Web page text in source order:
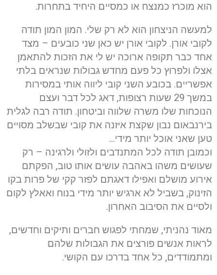
הוא מוכרז כמנצח או כמסיים היחיד בתחרות.
למעשה הניצחון הוא לא רק שלי. המון המון תודה
לקובי אורן. לקובי אורן יש כאן שני כובעים – מצד
אחד כבר תקופה ארוכה יש לי את הזכות להתאמן
אצלו ולפרוץ כל פעם מחדש גבולות שנראים בלתי
אפשריים. בכובע השני קובי ליווה אותי במסירות
במשך 29 שעות רצופות, דאג לכל דבר ועצם
הנוכחות שלו משרה שלווה וביטחון. תודה רבה לגלית
בירנבאום נבון שקצת איזנה את קובי שבשלב מסויים
טען שאני אוכל יותר מידי…
וכמובן תודה לכל המתנדבים ולזולי ולרגינה – רק
שעושים משהו באהבה עושים אותו טוב, הפקתם
אירוע מושלם ואפילו דאגתם לפזר קקי של פרות בקו
הזינוק, בשביל לא ארגיש יותר מידי בנוח ואאלץ לקום
ולסיים את הסיבוב האחרון.
מאוד נהניתי, שמחתי לפגוש חברים ותיקים וחדשים,
לראות אנשים פורצים את הגבולות שלהם
ומתמודדים, כל אחד בדרכו עם הקושי.